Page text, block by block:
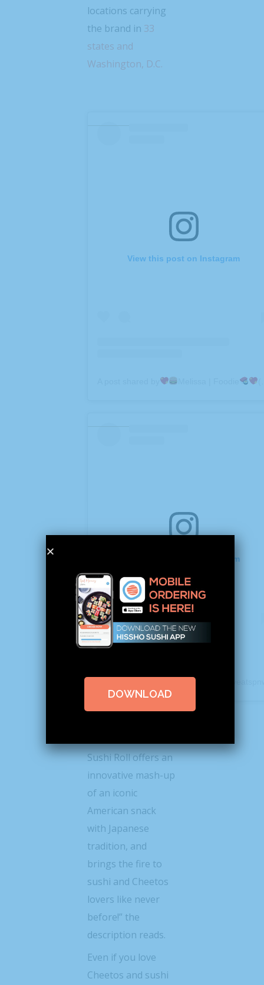
locations carrying
the brand in 33
states and
Washington, D.C.
View this post on Instagram
View this post on Instagram
A post shared by LINDSEY
Sushi Roll offers an
innovative mash-up
of an iconic
American snack
with Japanese
tradition, and
brings the fire to
sushi and Cheetos
lovers like never
before!” the
description reads.
Even if you love
Cheetos and sushi
DOWNLOAD